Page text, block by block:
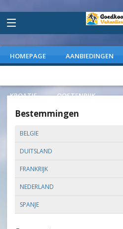
HOMEPAGE AANBIEDINGEN
KROATIE OOSTENRIJK
Bestemmingen
BELGIE
DUITSLAND
FRANKRIJK
NEDERLAND
SPANJE